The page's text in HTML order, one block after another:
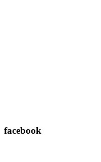
facebook